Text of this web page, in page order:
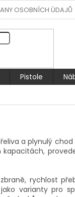
OSOBNÍCH ÚDAJŮ
Pistole
a plynulý
kapacitách,
rychlost
varianty pro